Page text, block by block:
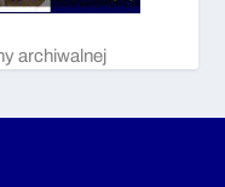
archiwalnej